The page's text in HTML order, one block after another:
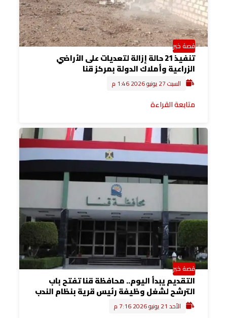
قصة خبر
تنفيذ 21 حالة إزالة لتعديات على الأراضي
الزراعية وأملاك الدولة بمركز قنا
السبت 27 يونيو 2026 1:46 م
متابعة القراءة
قصة خبر
التقديم يبدأ اليوم.. محافظة قنا تفتح باب
الترشح لشغل وظيفة رئيس قرية بنظام الندب
الأحد 21 يونيو 2026 7:16 م